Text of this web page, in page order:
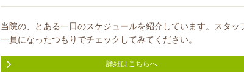
当院の、とある一日のスケジュールを紹介しています。スタッ
一員になったつもりでチェックしてみてください。
詳細はこちらへ